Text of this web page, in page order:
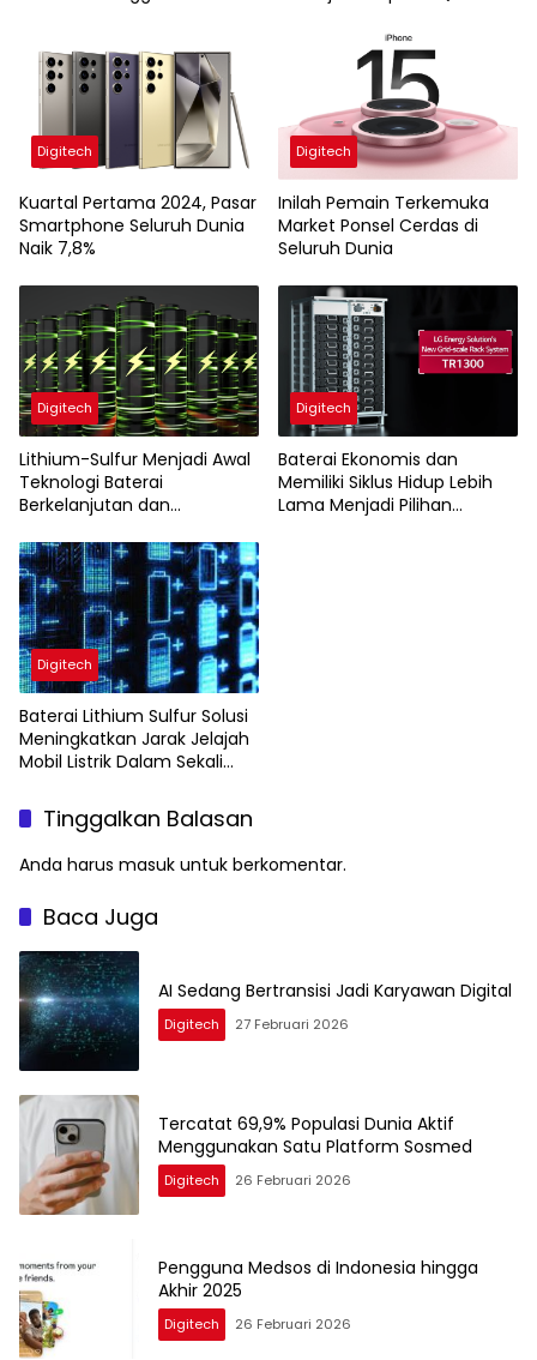
Digitech
Kuartal Pertama 2024, Pasar
Smartphone Seluruh Dunia
Naik 7,8%
Digitech
Inilah Pemain Terkemuka
Market Ponsel Cerdas di
Seluruh Dunia
Digitech
Lithium-Sulfur Menjadi Awal
Teknologi Baterai
Berkelanjutan dan
Digitech
Baterai Ekonomis dan
Memiliki Siklus Hidup Lebih
Lama Menjadi Pilihan
Digitech
Baterai Lithium Sulfur Solusi
Meningkatkan Jarak Jelajah
Mobil Listrik Dalam Sekali
Tinggalkan Balasan
Anda harus masuk untuk berkomentar.
Baca Juga
AI Sedang Bertransisi Jadi Karyawan Digital
Digitech 27 Februari 2026
Tercatat 69,9% Populasi Dunia Aktif
Menggunakan Satu Platform Sosmed
Digitech 26 Februari 2026
Pengguna Medsos di Indonesia hingga
Akhir 2025
Digitech 26 Februari 2026